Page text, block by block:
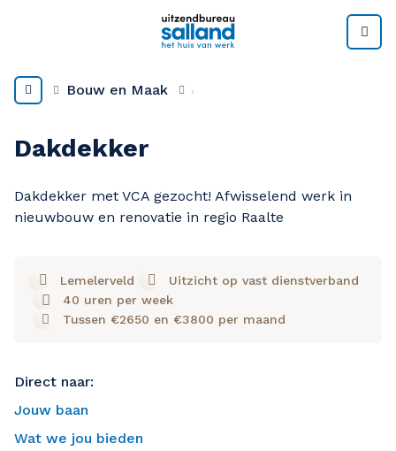
Bouw en Maak
Dakdekker
Dakdekker met VCA gezocht! Afwisselend werk in
nieuwbouw en renovatie in regio Raalte
Lemelerveld
Uitzicht op vast dienstverband
40 uren per week
Tussen €2650 en €3800 per maand
Direct naar:
Jouw baan
Wat we jou bieden